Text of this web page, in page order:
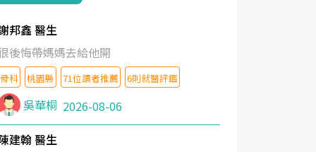
邦鑫 醫生
後悔帶媽媽去給他開
骨科 桃園縣 71位讀者推薦 6則就醫評鑑
吳華桐 2026-08-06
建翰 醫生